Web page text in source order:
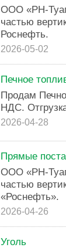
ООО «РН-
частью
Роснефть.
2026-05-02
Печное
Продам
НДС.
2026-04-28
Прямые
ООО «РН-
частью
«Роснефть».
2026-04-26
Уголь